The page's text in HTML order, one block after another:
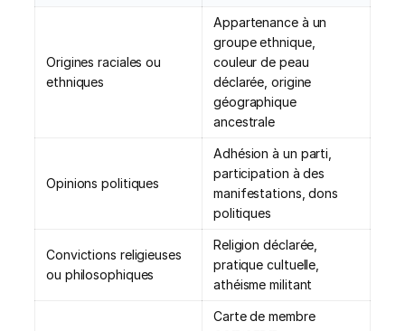
Origines raciales ou
ethniques
Appartenance à un
groupe ethnique,
couleur de peau
déclarée, origine
géographique
ancestrale
Opinions politiques
Adhésion à un parti,
participation à des
manifestations, dons
politiques
Convictions religieuses
ou philosophiques
Religion déclarée,
pratique cultuelle,
athéisme militant
Carte de membre